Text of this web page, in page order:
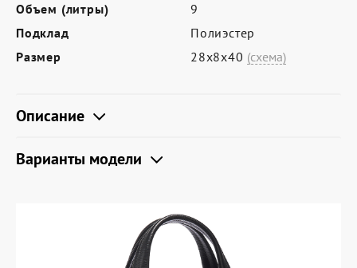
Объем (литры)
9
Подклад
Полиэстер
Размер
28х8х40 (схема)
Описание
Варианты модели